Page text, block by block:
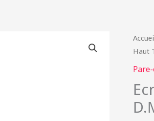
Haut
de
Ecrou
Haut